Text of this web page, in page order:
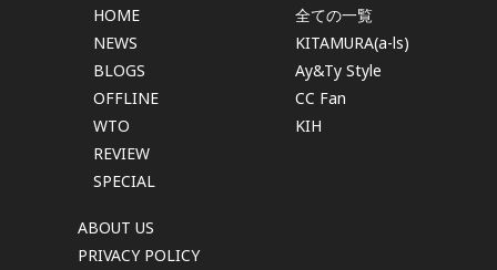
HOME
NEWS
BLOGS
OFFLINE
WTO
REVIEW
SPECIAL
ABOUT US
PRIVACY POLICY
全ての一覧
KITAMURA(a-ls)
Ay&Ty Style
CC Fan
KIH